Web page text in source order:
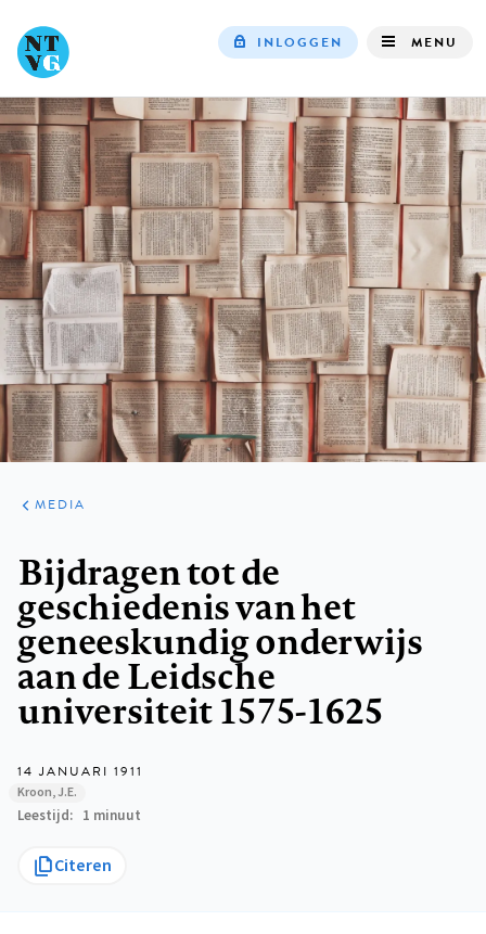
navigation
INLOGGEN MENU
ARTIKELEN
VARIA
MEDIA
Bijdragen tot de
geschiedenis van het
geneeskundig onderwijs
aan de Leidsche
universiteit 1575-1625
14 JANUARI 1911
Kroon, J.E.
Leestijd 1 minuut
Citeren